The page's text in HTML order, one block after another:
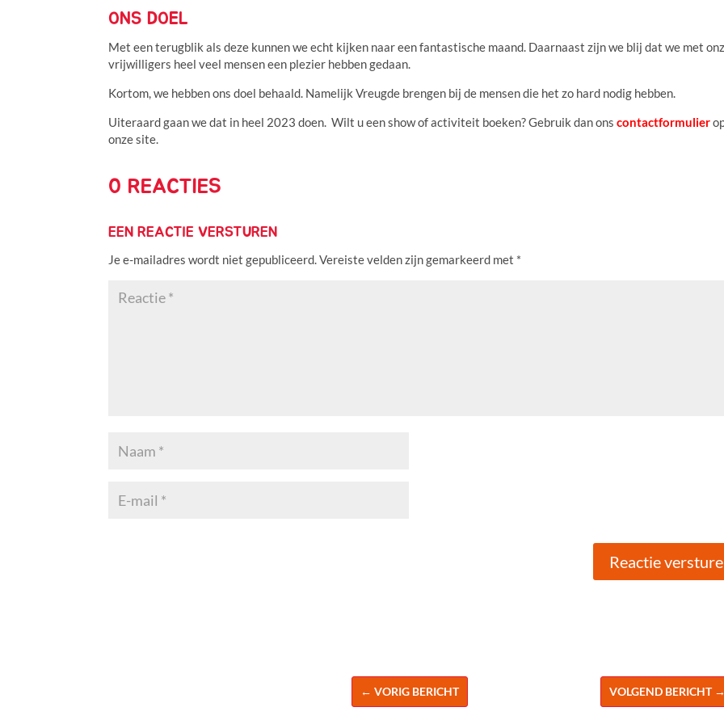
ONS DOEL
Met een terugblik als deze kunnen we echt kijken naar een fantastische maand. Daarnaast zijn we blij dat we met
vrijwilligers heel veel mensen een plezier hebben gedaan.
Kortom, we hebben ons doel behaald. Namelijk Vreugde brengen bij de mensen die het zo hard nodig hebben.
Uiteraard gaan we dat in heel 2023 doen. Wilt u een show of activiteit boeken? Gebruik dan onscontactformulier
onze site.
0 REACTIES
EEN REACTIE VERSTUREN
Je e-mailadres wordt niet gepubliceerd. Vereiste velden zijn gemarkeerd met *
Reactie
← VORIG BERICHT VOLGEND BERICHT